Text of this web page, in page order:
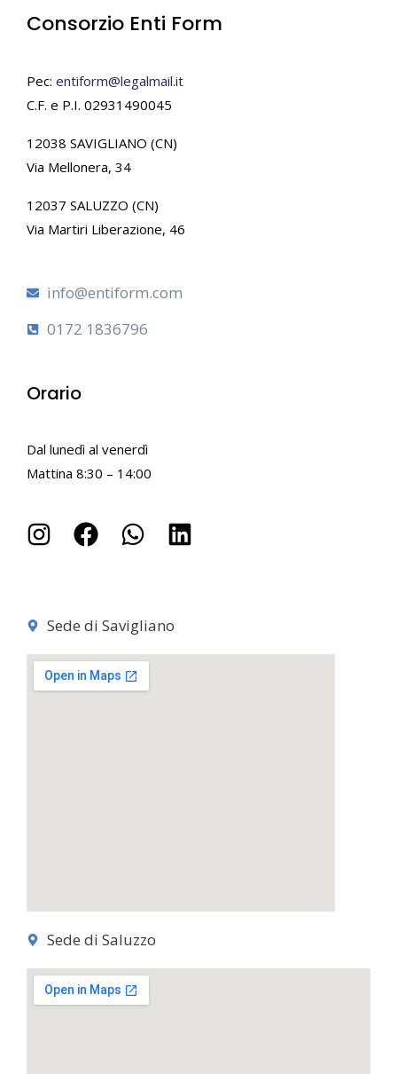
Consorzio Enti Form
Pec: entiform@legalmail.it
C.F. e P.I. 02931490045
12038 SAVIGLIANO (CN)
Via Mellonera, 34
12037 SALUZZO (CN)
Via Martiri Liberazione, 46
info@entiform.com
0172 1836796
Orario
Dal lunedì al venerdì
Mattina 8:30 – 14:00
Sede di Savigliano
Sede di Saluzzo